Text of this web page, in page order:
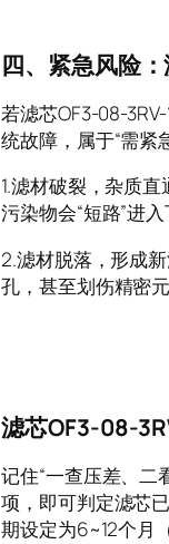
四、紧急风险
若滤芯OF3-08-
统故障，属于“需紧
1.滤材破裂，杂质
污染物会“短路”进
2.滤材脱落，形成
孔，甚至划伤精密
滤芯OF3-08-
记住“一查压差、二
项，即可判定滤芯
期设定为6~12个月